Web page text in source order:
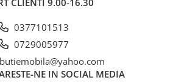
CLIENTI 9.00-16.30
0377101513
0729005977
NE IN SOCIAL MEDIA